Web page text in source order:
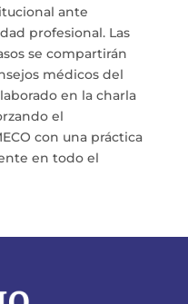
ante
profesional. Las
se compartirán
médicos del
en la charla
el
con una práctica
en todo el